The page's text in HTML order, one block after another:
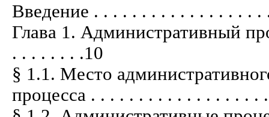
Введение . . . . . . . . . . . . . . . . .
Глава 1. Административный
. . . . . . . .10
§ 1.1. Место
процесса . . . . . . . . . . . . . . . . . .